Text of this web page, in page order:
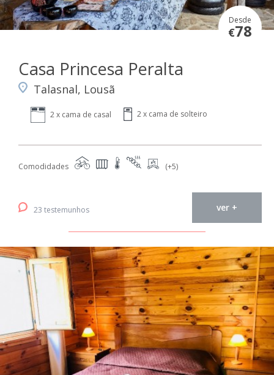
Desde
€78
Casa Princesa Peralta
Talasnal, Lousã
2 x cama de casal 2 x cama de solteiro
Comodidades (+5)
23 testemunhos ver +